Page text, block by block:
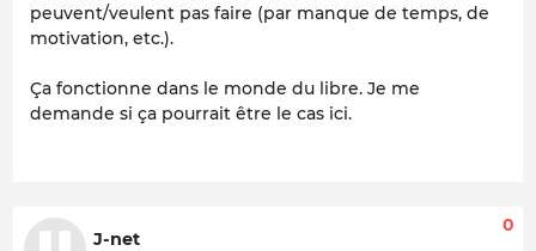
peuvent/veulent pas faire (par manque de temps, de
motivation, etc.).
Ça fonctionne dans le monde du libre. Je me
demande si ça pourrait être le cas ici.
J-net
0